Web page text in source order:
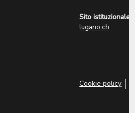
Sito istituzionale:
lugano.ch
Cookie policy